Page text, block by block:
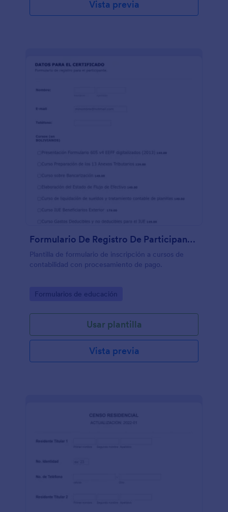
Vista previa
Formulario De Registro De Participantes De Cursos De Contabilidad
Plantilla de formulario de inscripción a cursos de
contabilidad con procesamiento de pago.
Go to Category:
Formularios de educación
Usar plantilla
Vista previa